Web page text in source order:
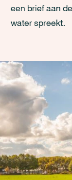
een brief aan
water spreekt.